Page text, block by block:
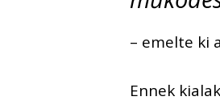
– emelte ki
Ennek